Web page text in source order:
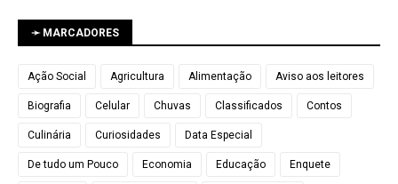
➛ MARCADORES
Ação Social Agricultura Alimentação Aviso aos leitores
Biografia Celular Chuvas Classificados Contos
Culinária Curiosidades Data Especial
De tudo um Pouco Economia Educação Enquete